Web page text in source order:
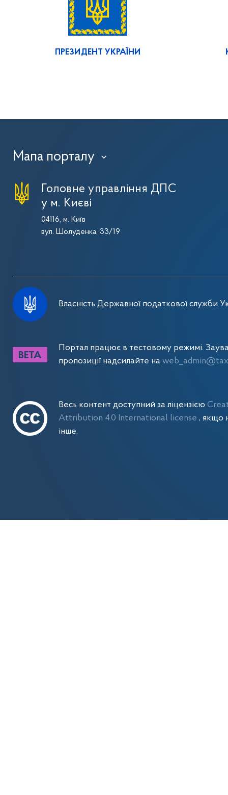
ПРЕЗИДЕНТ УКРАЇНИ
Мапа порталу ›
Головне управління ДПС
у м. Києві
04116, м. Київ
вул. Шолуденка, 33/19
Власність Державної податкової служби
Портал працює в тестовому режимі.
пропозиції надсилайте на
Весь контент доступний за ліцензією
Attribution 4.0 International license , якщо
інше.